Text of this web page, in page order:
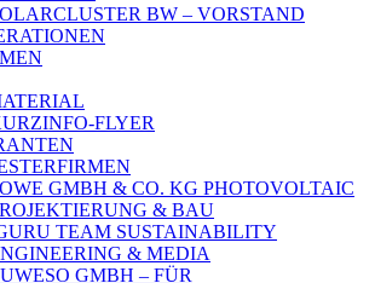
BW – VORSTAND
FLYER
GMBH & CO. KG PHOTOVOLTAIC
& BAU
TEAM SUSTAINABILITY
& MEDIA
GMBH – FÜR